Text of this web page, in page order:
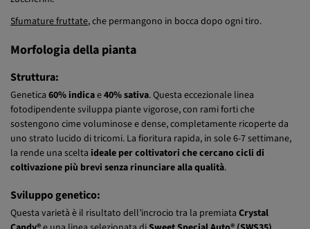
Genetica60% indica
fotodipendente sviluppa piante vigorose, con rami forti che
sostengono cime voluminose e dense, completamente ricoperte da
uno strato lucido di tricomi. La fioritura rapida, in sole 6-7 settimane,
la rende una sceltaideale per coltivatori che cercano cicli di
coltivazione più brevi senza rinunciare alla qualità.
Questa varietà è il risultato dell’incrocio tra la premiata
Candy® e una linea selezionata diSweet Special Auto® (SWS35)